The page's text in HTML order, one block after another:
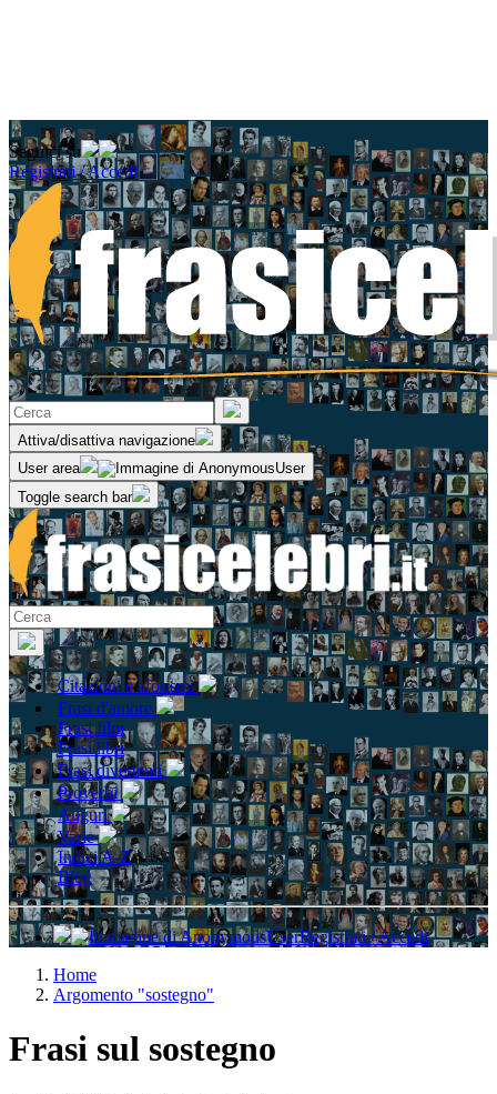
Seguici su
Registrati / Accedi
Attiva/disattiva navigazione
User area
Toggle search bar
Citazioni e aforismi
Frasi d'amore
Frasi film
Frasi libri
Frasi divertenti
Proverbi
Auguri
Varie
Indici A-Z
Blog
Registrati / Accedi
Home
Argomento "sostegno"
Frasi sul sostegno